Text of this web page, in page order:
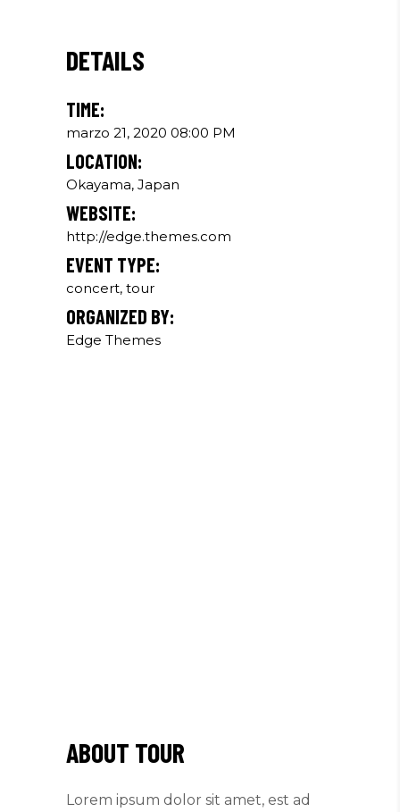
DETAILS
TIME:
marzo 21, 2020 08:00 PM
LOCATION:
Okayama, Japan
WEBSITE:
http://edge.themes.com
EVENT TYPE:
concert, tour
ORGANIZED BY:
Edge Themes
ABOUT TOUR
Lorem ipsum dolor sit amet, est ad